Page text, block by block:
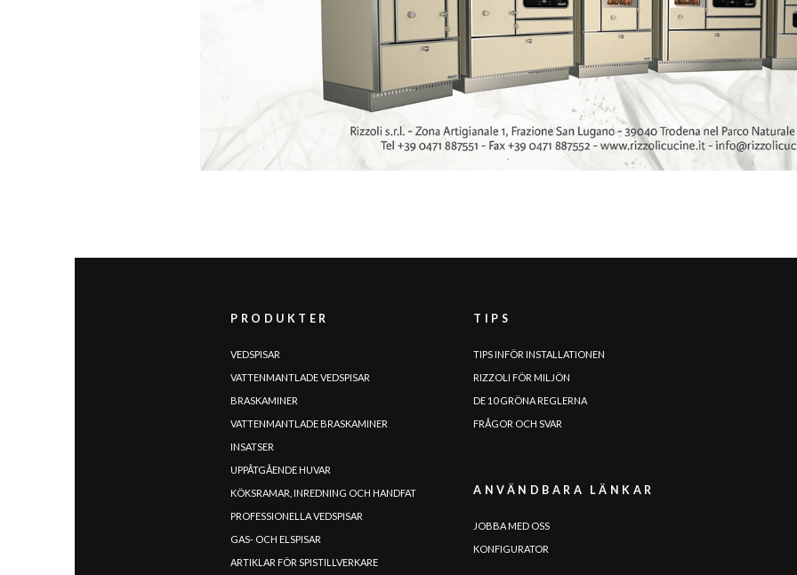
ES |SE | SK |CZ
PRODUKTER
VEDSPISAR
VATTENMANTLADE VEDSPISAR
BRASKAMINER
VATTENMANTLADE BRASKAMINER
INSATSER
UPPÅTGÅENDE HUVAR
KÖKSRAMAR, INREDNING OCH HANDFAT
PROFESSIONELLA VEDSPISAR
GAS- OCH ELSPISAR
ARTIKLAR FÖR SPISTILLVERKARE
TIPS
TIPS INFÖR INSTALLATIONEN
RIZZOLI FÖR MILJÖN
DE 10 GRÖNA REGLERNA
FRÅGOR OCH SVAR
ANVÄNDBARA LÄNKAR
JOBBA MED OSS
KONFIGURATOR